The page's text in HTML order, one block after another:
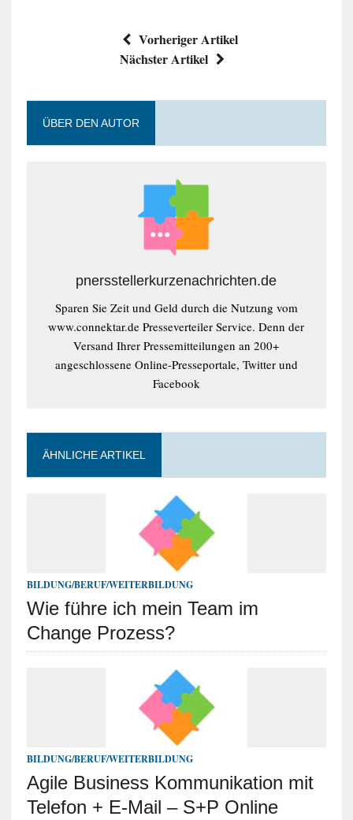
Vorheriger Artikel
Nächster Artikel
ÜBER DEN AUTOR
pnersstellerkurzenachrichten.de
Sparen Sie Zeit und Geld durch die Nutzung vom
www.connektar.de Presseverteiler Service. Denn der
Versand Ihrer Pressemitteilungen an 200+
angeschlossene Online-Presseportale, Twitter und
Facebook
ÄHNLICHE ARTIKEL
BILDUNG/BERUF/WEITERBILDUNG
Wie führe ich mein Team im
Change Prozess?
BILDUNG/BERUF/WEITERBILDUNG
Agile Business Kommunikation mit
Telefon + E-Mail – S+P Online